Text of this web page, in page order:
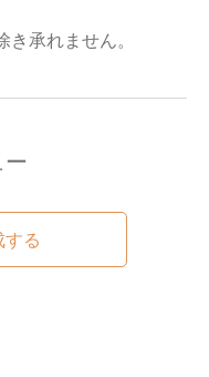
承れません。
る